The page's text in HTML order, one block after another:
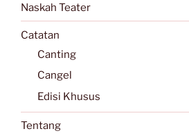
Naskah Teater
Catatan
Canting
Cangel
Edisi Khusus
Tentang